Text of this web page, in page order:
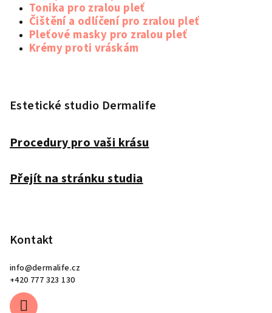
Tonika pro zralou pleť
Čištění a odlíčení pro zralou pleť
Pleťové masky pro zralou pleť
Krémy proti vráskám
Estetické studio Dermalife
Procedury pro vaši krásu
Přejít na stránku studia
Kontakt
info@dermalife.cz
+420 777 323 130